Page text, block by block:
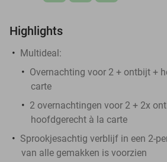
Highlights
Multideal:
Overnachting voor 2 + ontbijt +
carte
2 overnachtingen voor 2 + 2x
hoofdgerecht à la carte
Sprookjesachtig verblijf in een 2-
van alle gemakken is voorzien